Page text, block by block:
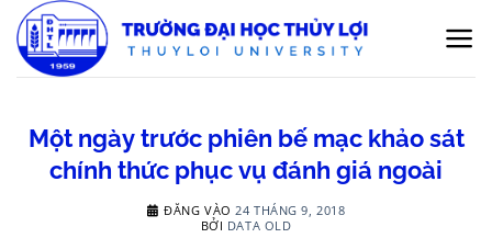
qua
nội
Một ngày trước phiên bế mạc khảo sát
chính thức phục vụ đánh giá ngoài
ĐĂNG VÀO 24 THÁNG 9, 2018
BỞI DATA OLD